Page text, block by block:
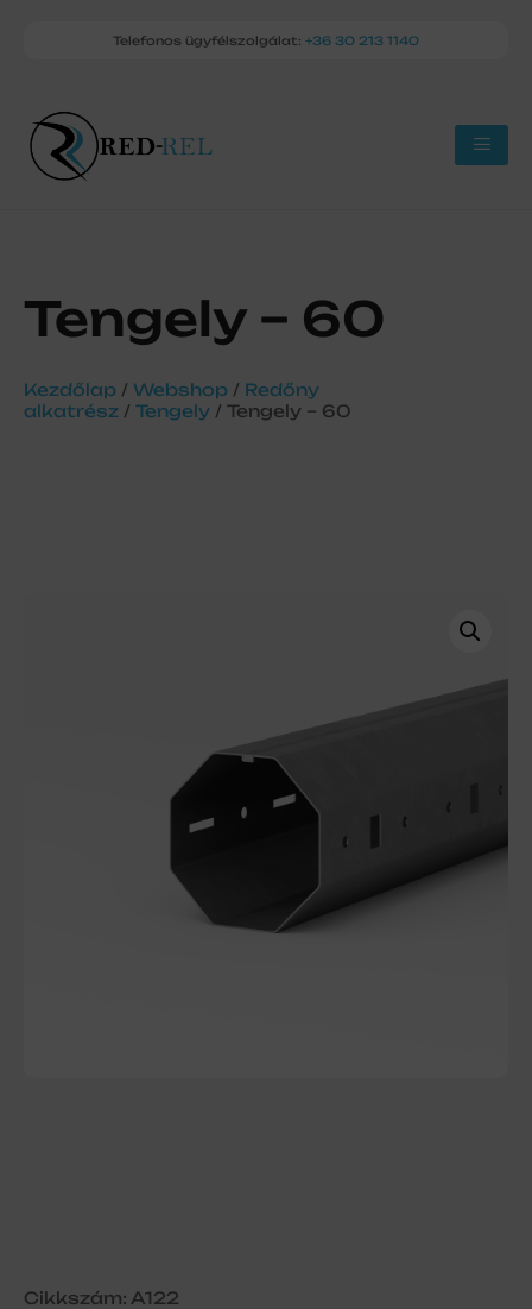
Telefonos ügyfélszolgálat: +36 30 213 1140
Tengely – 60
Kezdőlap / Webshop / Redőny
alkatrész / Tengely / Tengely – 60
Cikkszám: A122